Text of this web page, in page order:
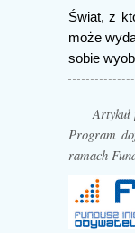
Świat, z
może
sobie
Program
ramach